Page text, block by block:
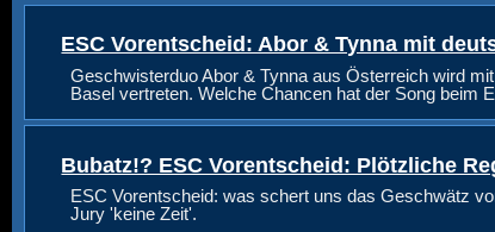
ESC Vorentscheid: Abor & Tynna mit
Geschwisterduo Abor & Tynna aus Österreich wird
Basel vertreten. Welche Chancen hat der Song beim
Bubatz!? ESC Vorentscheid: Plötzliche
ESC Vorentscheid: was schert uns das Geschwätz
Jury 'keine Zeit'.